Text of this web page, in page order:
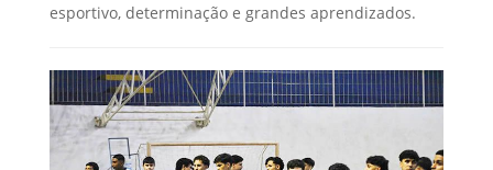
esportivo, determinação e grandes aprendizados.